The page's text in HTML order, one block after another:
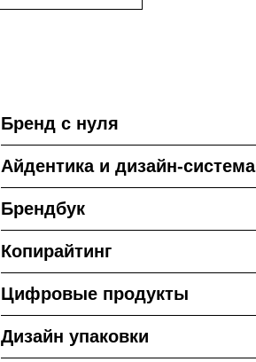
Бренд с нуля
Айдентика и дизайн-система
Брендбук
Копирайтинг
Цифровые продукты
Дизайн упаковки